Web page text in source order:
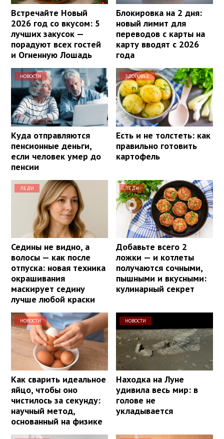
Встречайте Новый
2026 год со вкусом: 5
лучших закусок —
порадуют всех гостей
и Огненную Лошадь
Блокировка на 2 дня:
новый лимит для
переводов с карты на
карту вводят с 2026
года
НОВОСТИ
Куда отправляются
пенсионные деньги,
если человек умер до
пенсии
ЗДОРОВЬЕ
Есть и не толстеть: как
правильно готовить
картофель
ЛЕДИ
Седины не видно, а
волосы — как после
отпуска: новая техника
окрашивания
маскирует седину
лучше любой краски
ЛЕДИ
Добавьте всего 2
ложки — и котлеты
получаются сочными,
пышными и вкусными:
кулинарный секрет
НОВОСТИ
Как сварить идеальное
яйцо, чтобы оно
чистилось за секунду:
научный метод,
основанный на физике
НОВОСТИ
Находка на Луне
удивила весь мир: в
голове не
укладывается